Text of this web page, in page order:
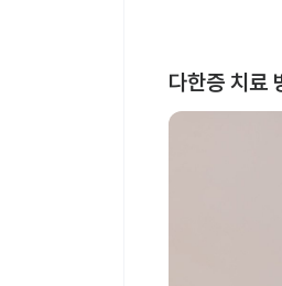
다한증 치료